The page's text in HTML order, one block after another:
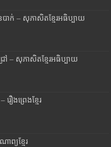
ាក់ – សុភាសិតខ្មែរអធិប្បាយ
ៅ – សុភាសិតខ្មែរអធិប្បាយ
រឿងព្រេងខ្មែរ
ព្យខ្មែរ